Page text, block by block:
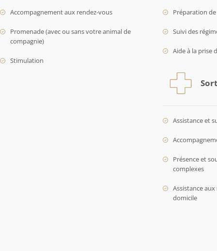
Accompagnement aux rendez-vous
Promenade (avec ou sans votre animal de
compagnie)
Stimulation
Préparation
Suivi des
Aide à la prise
Assistance et
Présence et
complexes
Assistance
domicile